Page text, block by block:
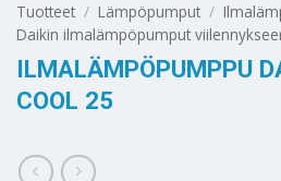
Tuotteet / Lämpöpumput /
Daikin ilmalämpöpumput
ILMALÄMPÖPUMPPU
COOL 25